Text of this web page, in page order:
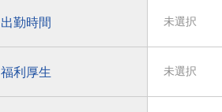
出勤時間 未選択
福利厚生 未選択